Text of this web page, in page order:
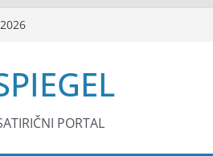
PORTAL